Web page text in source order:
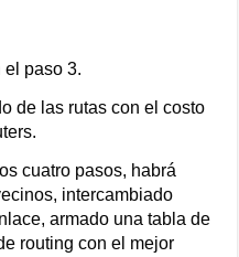
el paso 3.
de las rutas con el costo
cuatro pasos, habrá
intercambiado
armado una tabla de
routing con el mejor